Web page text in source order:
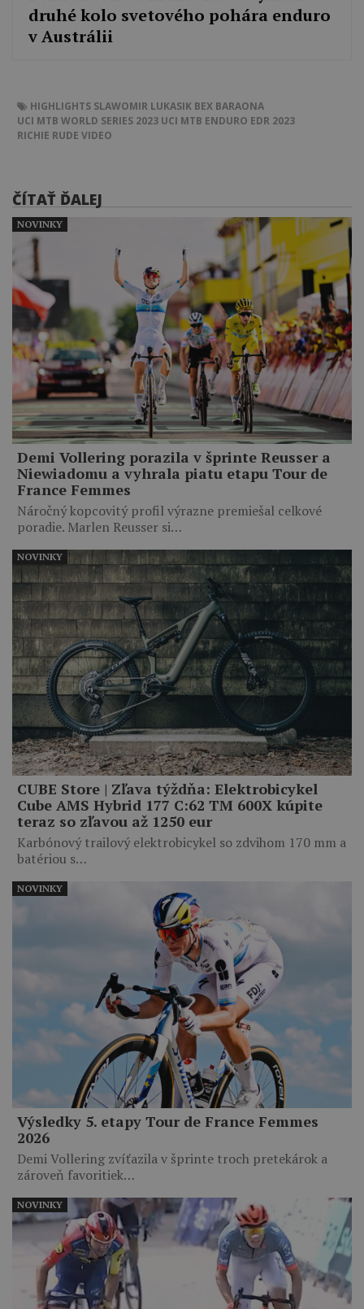
druhé kolo svetového pohára enduro
v Austrálii
HIGHLIGHTS SLAWOMIR LUKASIK BEX BARAONA
UCI MTB WORLD SERIES 2023 UCI MTB ENDURO EDR 2023
RICHIE RUDE VIDEO
ČÍTAŤ ĎALEJ
Demi Vollering porazila v šprinte Reusser a
Niewiadomu a vyhrala piatu etapu Tour de
France Femmes
Náročný kopcovitý profil výrazne premiešal celkové
poradie. Marlen Reusser si…
NOVINKY
CUBE Store | Zľava týždňa: Elektrobicykel
Cube AMS Hybrid 177 C:62 TM 600X kúpite
teraz so zľavou až 1250 eur
Karbónový trailový elektrobicykel so zdvihom 170 mm a
batériou s…
NOVINKY
Výsledky 5. etapy Tour de France Femmes
2026
Demi Vollering zvíťazila v šprinte troch pretekárok a
zároveň favoritiek…
NOVINKY
NOVINKY